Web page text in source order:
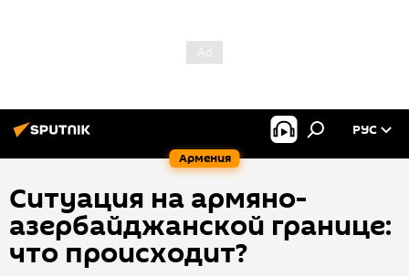
Армения
РУС
Ситуация на армяно-
азербайджанской границе:
что происходит?